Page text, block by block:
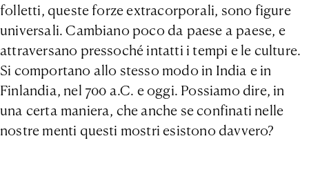
folletti, queste forze extracorporali, sono figure
universali. Cambiano poco da paese a paese, e
attraversano pressoché intatti i tempi e le culture.
Si comportano allo stesso modo in India e in
Finlandia, nel 700 a.C. e oggi. Possiamo dire, in
una certa maniera, che anche se confinati nelle
nostre menti questi mostri esistono davvero?